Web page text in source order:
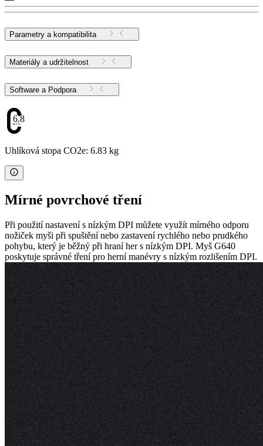
Parametry a kompatibilita
Materiály a udržitelnost
Software a Podpora
6.83
Uhlíková stopa CO2e: 6.83 kg
Mírné povrchové tření
Při použití nastavení s nízkým DPI můžete využít mírného odporu
nožiček myši při spuštění nebo zastavení rychlého nebo prudkého
pohybu, který je běžný při hraní her s nízkým DPI. Myš G640
poskytuje správné tření pro herní manévry s nízkým rozlišením DPI.